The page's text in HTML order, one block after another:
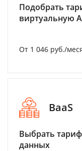
Подобрать
виртуальную
От 1 046 руб./
BaaS
Выбрать
данных